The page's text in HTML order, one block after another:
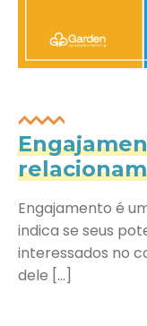
Engajamento é
indica se seus
interessados no
dele […]